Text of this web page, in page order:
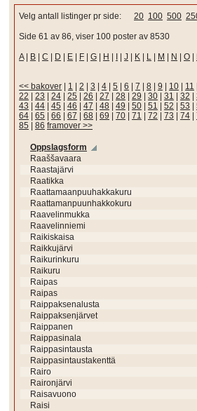
Velg antall listinger pr side: 20 100 500
Side 61 av 86, viser 100 poster av 8530
A| B C D E F G H J K L M N O
<< bakover 1 2 3 4 5 6 7 8 9 10 11
22
23 24 25 26 27 28 29 30 31 32
43
44 45 46 47 48 49 50 51 52 53
64
65 66 67 68 69 70 71 72 73 74
85
86 framover >>
Oppslagsform
Raaššavaara
Raastajärvi
Raatikka
Raattamaanpuuhakkakuru
Raattamanpuunhakkokuru
Raavelinmukka
Raavelinniemi
Raikiskaisa
Raikkujärvi
Raikurinkuru
Raikuru
Raipas
Raipas
Raippaksenalusta
Raippaksenjärvet
Raippanen
Raippasinala
Raippasintausta
Raippasintaustakenttä
Rairo
Raironjärvi
Raisavuono
Raisi